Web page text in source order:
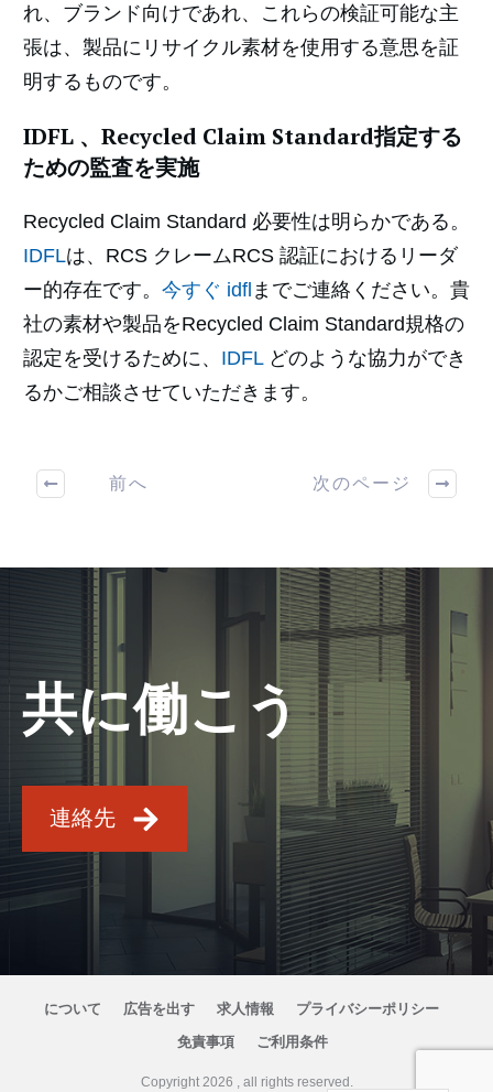
れ、ブランド向けであれ、これらの検証可能な主
張は、製品にリサイクル素材を使用する意思を証
明するものです。
IDFL 、Recycled Claim Standard指定する
ための監査を実施
Recycled Claim Standard 必要性は明らかである。
IDFLは、RCS クレームRCS 認証におけるリーダ
ー的存在です。 今すぐ idfl までご連絡ください。貴
社の素材や製品をRecycled Claim Standard規格の
認定を受けるために、 IDFL どのような協力ができ
るかご相談させていただきます。
前へ 次のページ
共に働こう
連絡先
について 広告を出す 求人情報
プライバシーポリシー
免責事項
ご利用条件
Copyright 2026 , all rights reserved.